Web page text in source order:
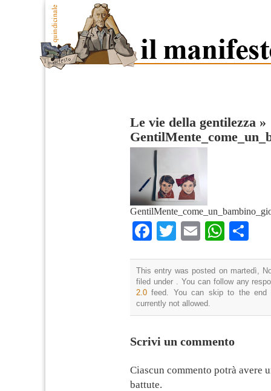
Le vie della gentilezza »
Facebook
TwitterEmail
This entry was posted on martedì,
filed under . You can follow any
2.0 feed. You can skip to the end
currently not allowed.
Scrivi un commento
Ciascun commento potrà avere
battute.